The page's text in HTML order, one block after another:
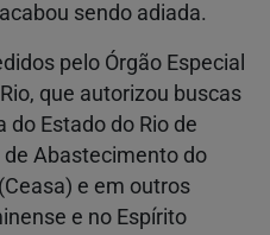
sendo adiada.
pelo Órgão Especial
que autorizou buscas
Estado do Rio de
Abastecimento do
e em outros
e no Espírito